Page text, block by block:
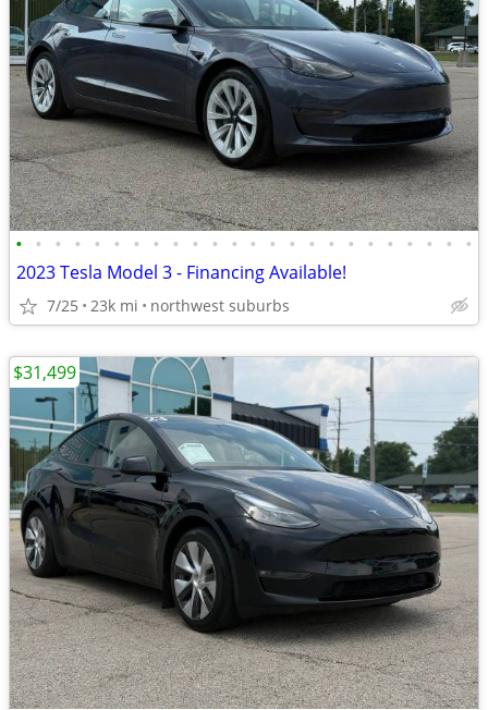
• • • • • • • • • • • • • • • • • • • • • • • •
2023 Tesla Model 3 - Financing Available!
7/25 23k mi northwest suburbs
$31,499